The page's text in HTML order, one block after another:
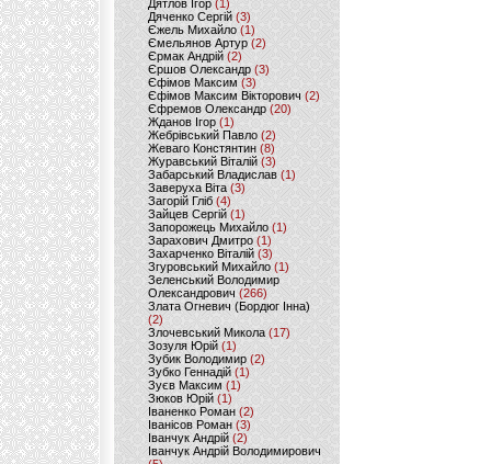
Дятлов Ігор (1)
Дяченко Сергій (3)
Єжель Михайло (1)
Ємельянов Артур (2)
Єрмак Андрій (2)
Єршов Олександр (3)
Єфімов Максим (3)
Єфімов Максим Вікторович (2)
Єфремов Олександр (20)
Жданов Ігор (1)
Жебрівський Павло (2)
Жеваго Констянтин (8)
Журавський Віталій (3)
Забарський Владислав (1)
Заверуха Віта (3)
Загорій Гліб (4)
Зайцев Сергій(1)
Запорожець Михайло (1)
Зарахович Дмитро (1)
Захарченко Віталій (3)
Згуровський Михайло (1)
Зеленський Володимир
Олександрович (266)
Злата Огневич (Бордюг Інна)
(2)
Злочевський Микола(17)
Зозуля Юрій (1)
Зубик Володимир (2)
Зубко Геннадій (1)
Зуєв Максим(1)
Зюков Юрій (1)
Іваненко Роман (2)
Іванісов Роман (3)
Іванчук Андрій(2)
Іванчук Андрій Володимирович